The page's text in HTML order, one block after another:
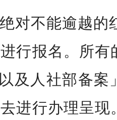
对不能逾越的
行报名。所有
及人社部备案
进行办理呈现